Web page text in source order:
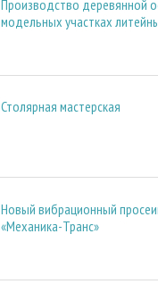
Производство деревянной
модельных участках
Столярная мастерская
Новый вибрационный
«Механика-Транс»